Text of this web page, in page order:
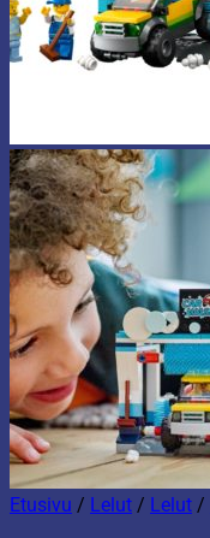
Etusivu / Lelut / Lelut /